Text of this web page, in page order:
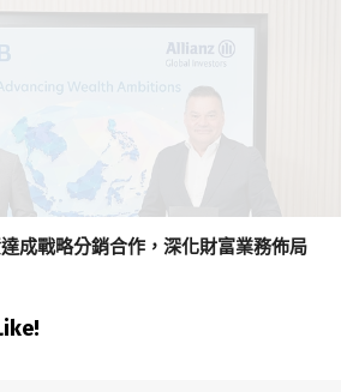
成戰略分銷合作，深化財富業務佈局